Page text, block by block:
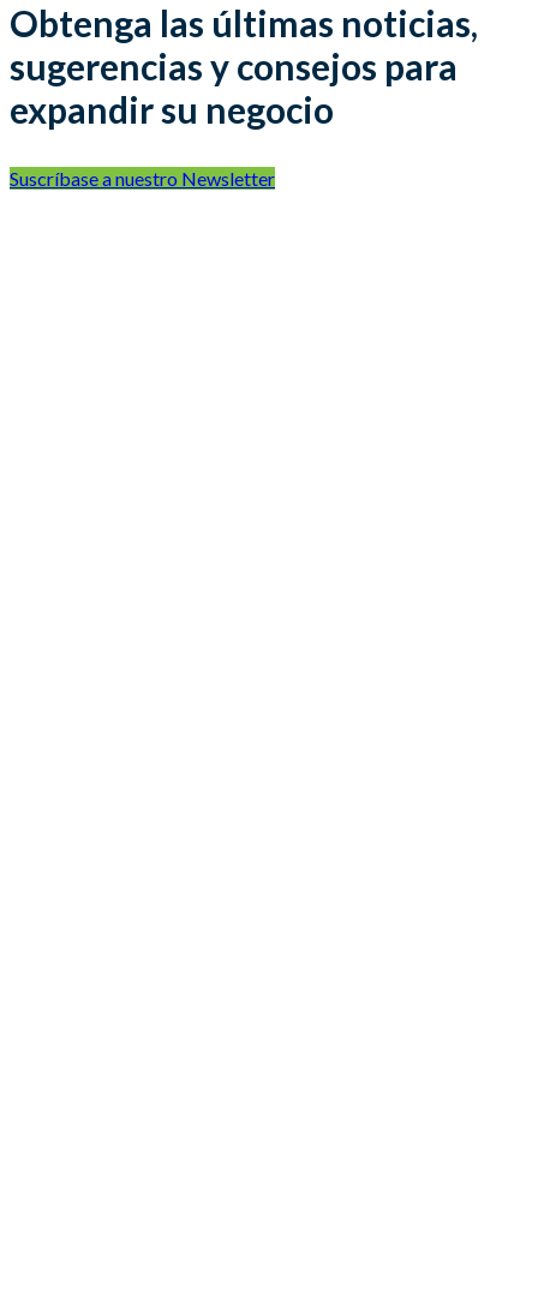
Obtenga las últimas noticias,
sugerencias y consejos para
expandir su negocio
Suscríbase a nuestro Newsletter